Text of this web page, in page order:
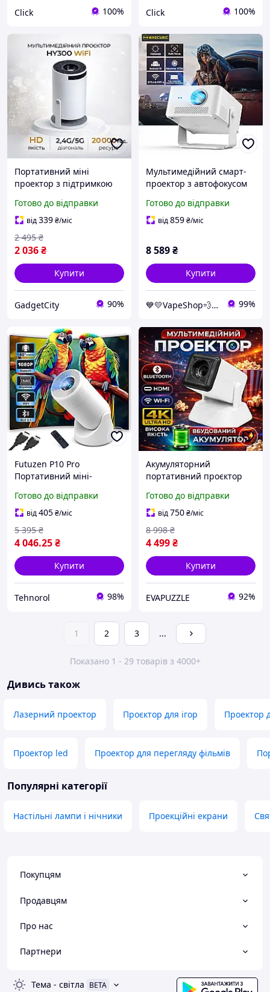
Click 100% Click 100%
Портативний міні
проектор з підтримкою
дводіапазонним Wi-Fi,
Домашній кінотеатр для
перегляду кіно та
презентацій
Готово до відправки
від339₴/міс
2 036₴
2 495 ₴
Купити
GadgetCity 90%
Мультимедійний смарт-
проектор з автофокусом
Android 14, chip H726,
8K24fps, 2GB/16GB -LВR
Готово до відправки
від859₴/міс
8 589₴
Купити
💙💛VapeShop💨"La VapoR"💨 99%
Futuzen P10 Pro
Портативний міні-
Bluetooth, вбудованим
динаміком з обертанням
на 180 градусів,
підключається
Готово до відправки
від405₴/міс
4 046.25₴
5 395 ₴
Купити
Tehnorol 98%
Акумуляторний
портативний проєктор
WiFi акумулятором FullHD
мініпроектор для фільмів
домашній кінотеатр
Готово до відправки
від750₴/міс
4 499₴
8 998 ₴
Купити
EVAPUZZLE 92%
1 2 3 ...
Показано 1 - 29 товарів з 4000+
Дивись також
Лазерний проектор Проєктор для ігор Проектор
Проектор led Проектор для перегляду фільмів
Популярні категорії
Настільні лампи і нічники Проекційні екрани
Покупцям
Продавцям
Про нас
Партнери
Тема - світла BETA